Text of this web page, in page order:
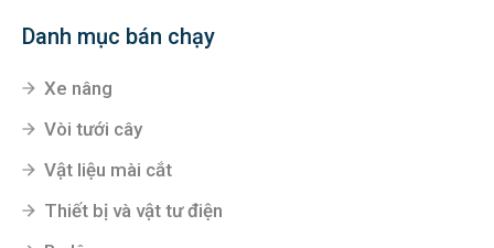
Danh mục bán chạy
Xe nâng
Vòi tưới cây
Vật liệu mài cắt
Thiết bị và vật tư điện